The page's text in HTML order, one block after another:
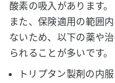
酸素の吸入があります。
また、保険適用の範囲
ないため、以下の薬や
られることが多いです。
トリプタン製剤の内